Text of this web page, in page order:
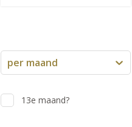
per maand
13e maand?